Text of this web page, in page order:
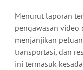
Menurut laporan
pengawasan
menjanjikan
transportasi, dan
ini termasuk